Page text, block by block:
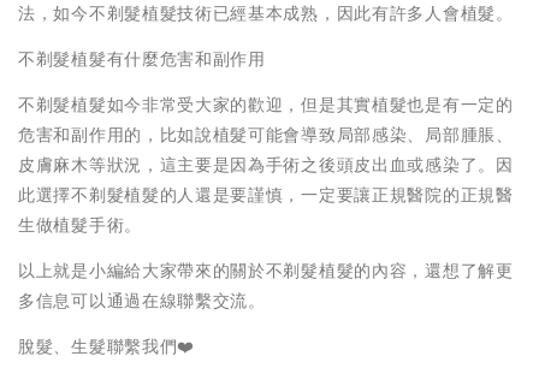
法，如今不剃髮植髮技術已經基本成熟，因此有許多人會植髮。
不剃髮植髮有什麼危害和副作用
不剃髮植髮如今非常受大家的歡迎，但是其實植髮也是有一定的
危害和副作用的，比如說植髮可能會導致局部感染、局部腫脹、
皮膚麻木等狀況，這主要是因為手術之後頭皮出血或感染了。因
此選擇不剃髮植髮的人還是要謹慎，一定要讓正規醫院的正規醫
生做植髮手術。
以上就是小編給大家帶來的關於不剃髮植髮的內容，還想了解更
多信息可以通過在線聯繫交流。
脫髮、生髮聯繫我們❤️